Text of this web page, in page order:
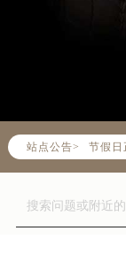
站点公告>
请注意
请注意
预约